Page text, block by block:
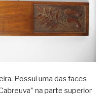
Possui uma das faces
na parte superior